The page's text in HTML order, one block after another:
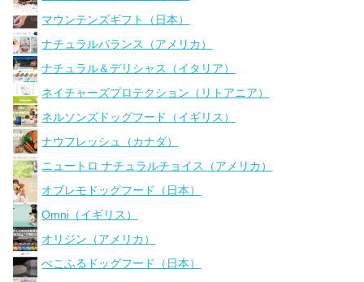
マウンテンズギフト（日本）
ナチュラルバランス（アメリカ）
ナチュラル＆デリシャス（イタリア）
ネイチャーズプロテクション（リトアニア）
ネルソンズドッグフード（イギリス）
ナウフレッシュ（カナダ）
ニュートロ ナチュラルチョイス（アメリカ）
オブレモドッグフード（日本）
Omni（イギリス）
オリジン（アメリカ）
ぺこふるドッグフード（日本）